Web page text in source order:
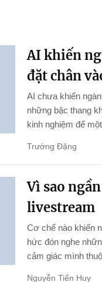
AI khiến
đặt chân
AI chưa khiến
những bậc thang
kinh nghiệm để
Trường Đặng
Vì sao
livestream
Cơ chế nào khiến
hức đón nghe
cảm giác mình
Nguyễn Tiến Huy